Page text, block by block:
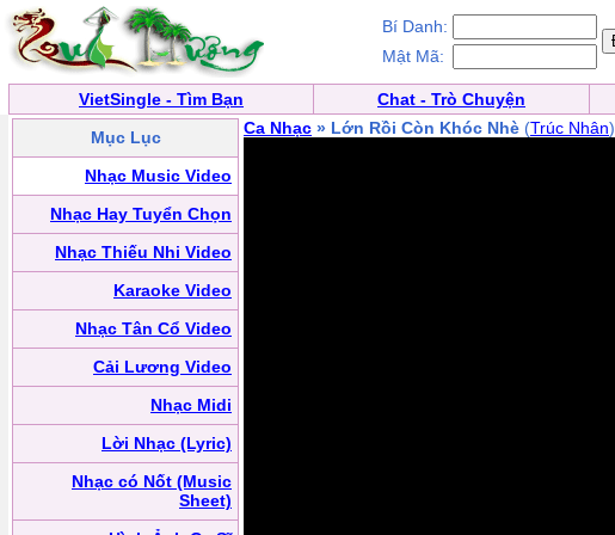
Bí Danh:
Mật Mã:
VietSingle - Tìm Bạn Chat - Trò Chuyện
Mục Lục
Nhạc Music Video
Nhạc Hay Tuyển Chọn
Nhạc Thiếu Nhi Video
Karaoke Video
Nhạc Tân Cổ Video
Cải Lương Video
Nhạc Midi
Lời Nhạc (Lyric)
Nhạc có Nốt (Music
Sheet)
Ca Nhạc » Lớn Rồi Còn Khóc Nhè (Trúc Nhân)